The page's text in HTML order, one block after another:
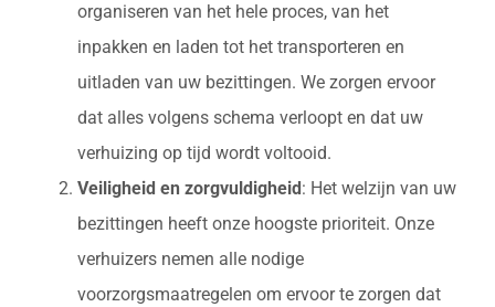
organiseren van het hele proces, van het
inpakken en laden tot het transporteren en
uitladen van uw bezittingen. We zorgen ervoor
dat alles volgens schema verloopt en dat uw
verhuizing op tijd wordt voltooid.
Veiligheid en zorgvuldigheid : Het welzijn van uw
bezittingen heeft onze hoogste prioriteit. Onze
verhuizers nemen alle nodige
voorzorgsmaatregelen om ervoor te zorgen dat